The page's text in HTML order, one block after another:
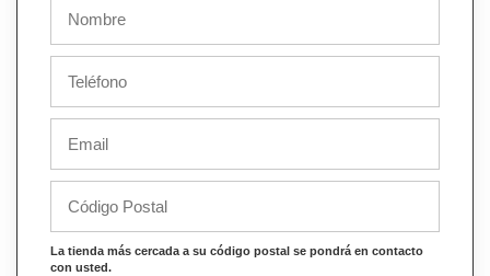
La tienda más cercada a su código postal se pondrá en contacto
con usted.